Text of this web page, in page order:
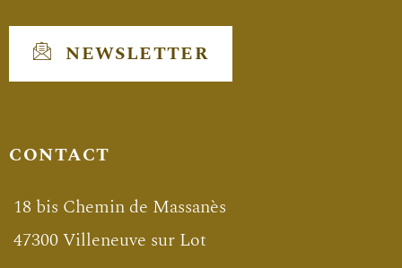
NEWSLETTER
CONTACT
18 bis Chemin de Massanès
47300 Villeneuve sur Lot